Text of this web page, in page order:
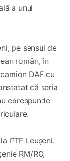
a unui
pe sensul de
român, în
DAF cu
că seria
corespunde
PTF Leușeni.
RM/RO,